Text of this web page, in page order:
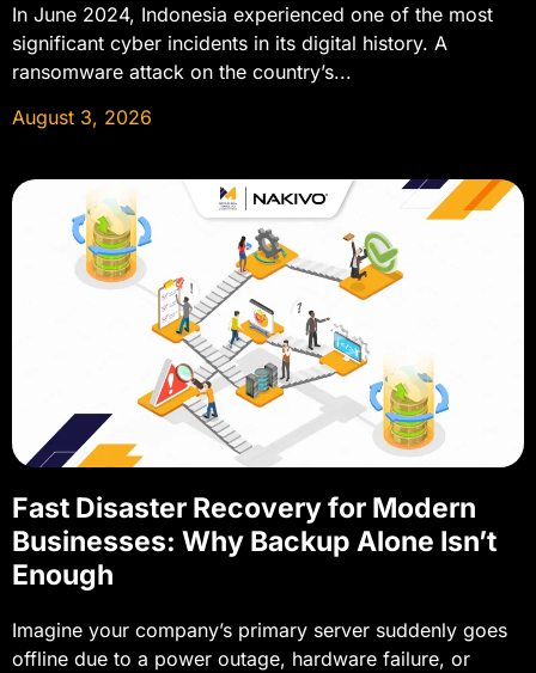
In June 2024, Indonesia experienced one of the most
significant cyber incidents in its digital history. A
ransomware attack on the country’s...
August 3, 2026
Fast Disaster Recovery for Modern
Businesses: Why Backup Alone Isn’t
Enough
Imagine your company’s primary server suddenly goes
offline due to a power outage, hardware failure, or